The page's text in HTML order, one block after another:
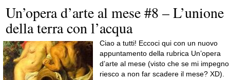
Un’opera d’arte al mese #8 – L’unione
della terra con l’acqua
Ciao a tutti! Eccoci qui con un nuovo
appuntamento della rubrica Un’opera
d’arte al mese (visto che se mi impegno
riesco a non far scadere il mese? XD).